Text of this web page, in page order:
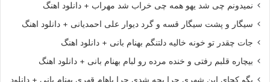
نمیدونم چی شد یهو همه چی خراب شد مهراب + دانلود اهنگ
سیگار و پشت سیگار قسه و گرد دیوار علی احمدیانی + دانلود اهنگ
جات چقدر تو خونه خالیه دلتنگم بهنام بانی + دانلود اهنگ
بیچاره قلبم رفتی و خنده مرده رو لبام بهنام بانی + دانلود اهنگ
بگو کجای این شهری چرا بچه شدی چرا باهام قهری بهنام بانی + دانلود